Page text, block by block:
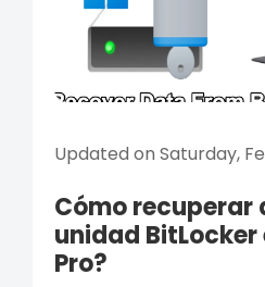
Updated on Saturday,
Cómo recuperar
unidad BitLocker
Pro?